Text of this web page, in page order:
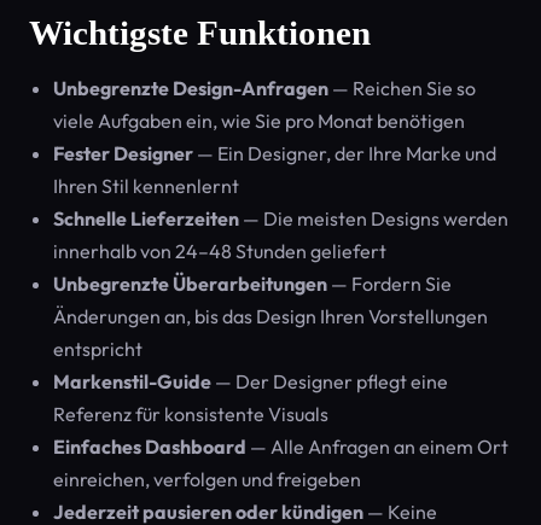
Wichtigste Funktionen
Unbegrenzte Design-Anfragen — Reichen Sie so
viele Aufgaben ein, wie Sie pro Monat benötigen
Fester Designer — Ein Designer, der Ihre Marke und
Ihren Stil kennenlernt
Schnelle Lieferzeiten — Die meisten Designs werden
innerhalb von 24–48 Stunden geliefert
Unbegrenzte Überarbeitungen — Fordern Sie
Änderungen an, bis das Design Ihren Vorstellungen
entspricht
Markenstil-Guide — Der Designer pflegt eine
Referenz für konsistente Visuals
Einfaches Dashboard — Alle Anfragen an einem Ort
einreichen, verfolgen und freigeben
Jederzeit pausieren oder kündigen — Keine